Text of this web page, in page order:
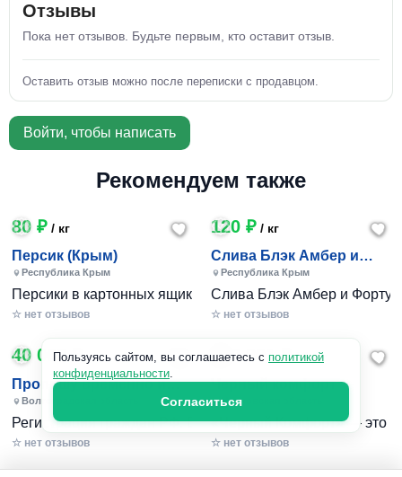
Отзывы
Пока нет отзывов. Будьте первым, кто оставит отзыв.
Оставить отзыв можно после переписки с продавцом.
Войти, чтобы написать
Рекомендуем также
80 ₽ / кг
Персик (Крым)
Республика Крым
Персики в картонных ящиках по 7-10 кг. Цена 80-200 руб
☆ нет отзывов
120 ₽/ кг
Слива Блэк Амбер и
Фортуна (Крым)
Республика Крым
Слива Блэк Амбер и
☆ нет отзывов
40 000 ₽
Пропишу временно и
постоянно в Волжском
Волгоградская область
Регистрация граждан РФ. Временная и постоянная
☆ нет отзывов
240 801 ₽/ 1шт
Черный комфорт
Московская область
«Черный Комфорт» — это
☆ нет отзывов
Пользуясь сайтом, вы соглашаетесь с политикой
конфиденциальности.
Согласиться